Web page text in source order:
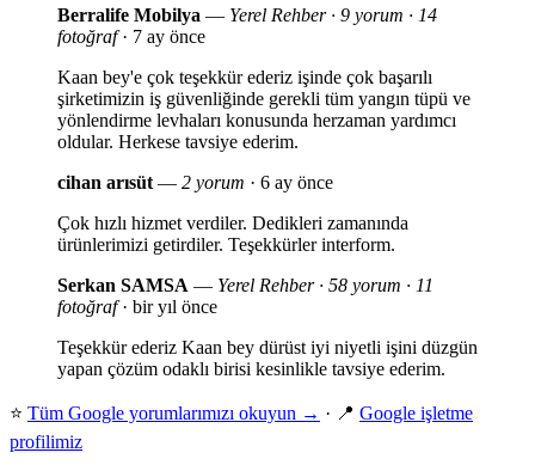
Berralife Mobilya — Yerel Rehber · 9 yorum · 14
fotoğraf· 7 ay önce
Kaan bey'e çok teşekkür ederiz işinde çok başarılı
şirketimizin iş güvenliğinde gerekli tüm yangın tüpü ve
yönlendirme levhaları konusunda herzaman yardımcı
oldular. Herkese tavsiye ederim.
cihan arısüt— 2 yorum · 6 ay önce
Çok hızlı hizmet verdiler. Dedikleri zamanında
ürünlerimizi getirdiler. Teşekkürler interform.
Serkan SAMSA — Yerel Rehber · 58 yorum · 11
fotoğraf· bir yıl önce
Teşekkür ederiz Kaan bey dürüst iyi niyetli işini düzgün
yapan çözüm odaklı birisi kesinlikle tavsiye ederim.
⭐ Tüm Google yorumlarımızı okuyun → · 📍 Google işletme
profilimiz